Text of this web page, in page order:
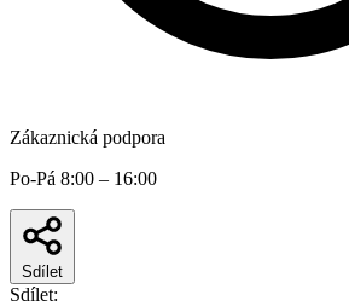
Zákaznická podpora
Po-Pá 8:00 – 16:00
Sdílet
Sdílet: